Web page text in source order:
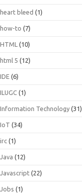
heart bleed (1)
how-to (7)
HTML (10)
html 5 (12)
IDE (6)
ILUGC (1)
Information Technology (31)
IoT (34)
irc (1)
Java (12)
Javascript (22)
Jobs (1)